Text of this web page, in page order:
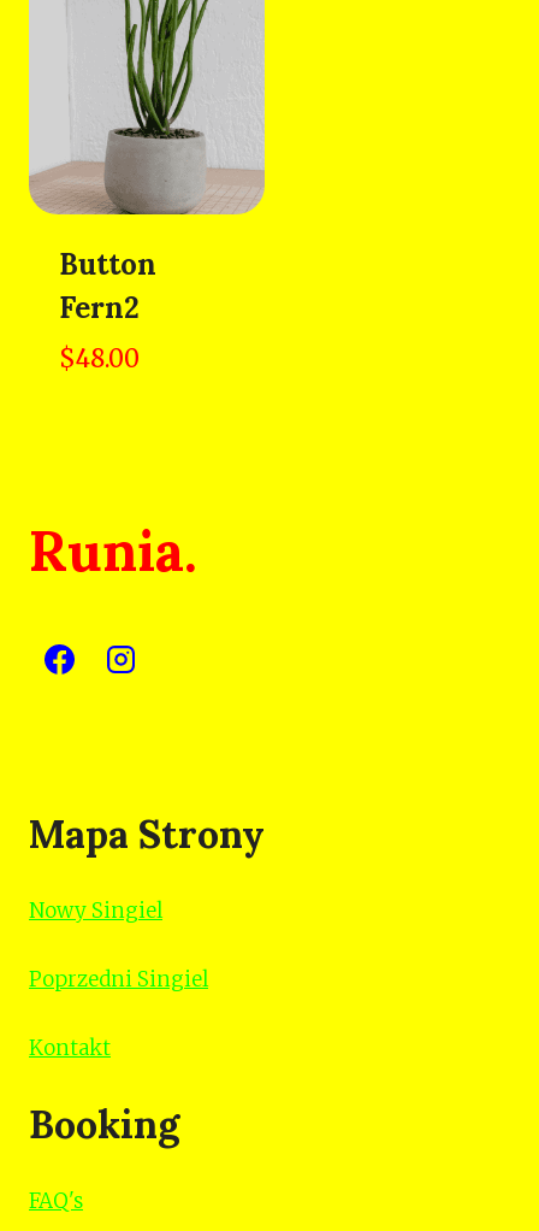
Button
Fern2
$48.00
Runia.
Mapa Strony
Nowy Singiel
Poprzedni Singiel
Kontakt
Booking
FAQ's